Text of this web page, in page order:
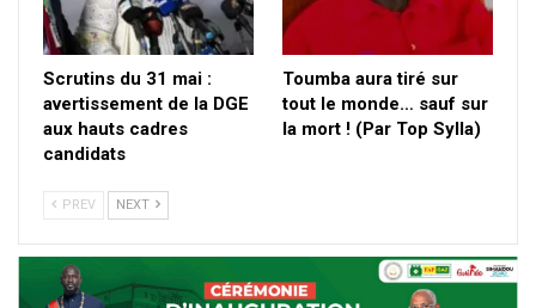
Scrutins du 31 mai :
avertissement de la DGE
aux hauts cadres
candidats
Toumba aura tiré sur
tout le monde… sauf sur
la mort ! (Par Top Sylla)
PREV NEXT